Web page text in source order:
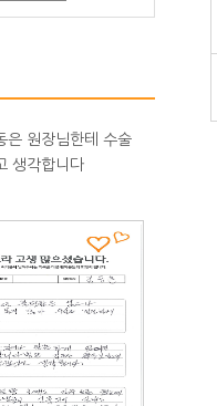
은 원장님한테 수술
생각합니다